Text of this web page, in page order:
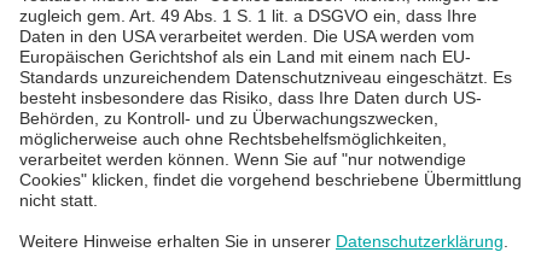
Über uns
Karriere
Blog
News & Events